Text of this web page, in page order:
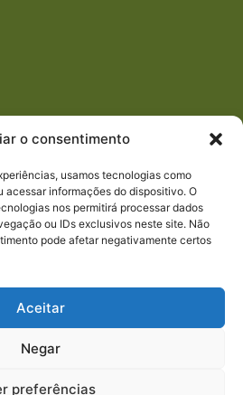
o consentimento
usamos tecnologias como
acessar informações do dispositivo. O
nos permitirá processar dados
ou IDs exclusivos neste site. Não
pode afetar negativamente certos
Aceitar
Negar
preferências
SOCIAIS